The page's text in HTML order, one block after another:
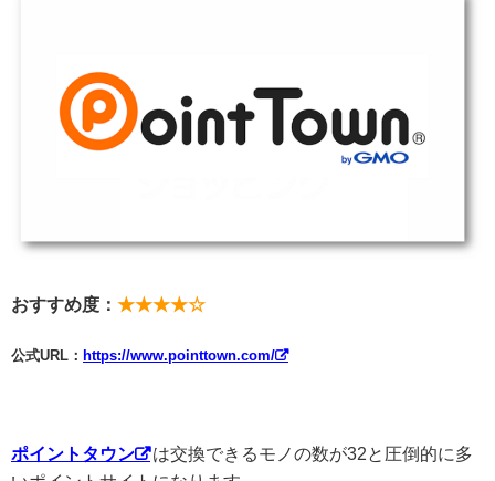
おすすめ度： ★★★★☆
公式URL： https://www.pointtown.com/
ポイントタウン
は交換できるモノの数が32と圧倒的に多